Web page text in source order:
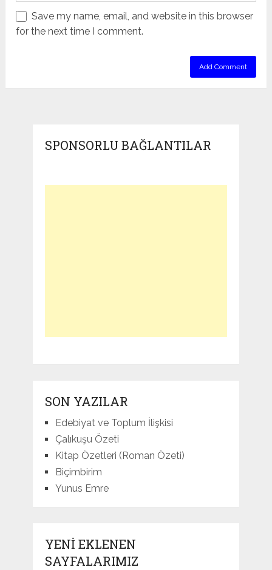
Save my name, email, and website in this browser
for the next time I comment.
SPONSORLU BAĞLANTILAR
SON YAZILAR
Edebiyat ve Toplum İlişkisi
Çalıkuşu Özeti
Kitap Özetleri (Roman Özeti)
Biçimbirim
Yunus Emre
YENI EKLENEN
SAYFALARIMIZ